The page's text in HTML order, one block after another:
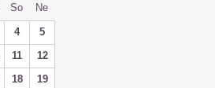
So Ne
4
5
11
12
18
19